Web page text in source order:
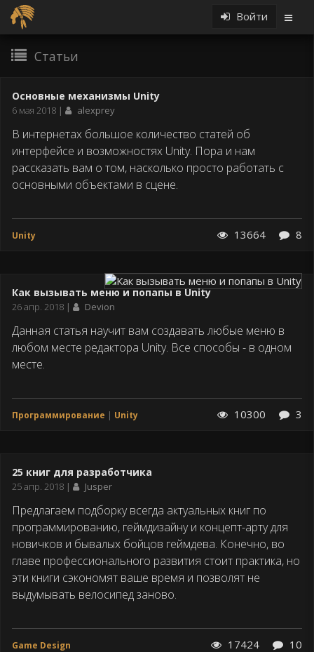
Войти
Статьи
Статьи
Основные механизмы Unity
Дата
6 мая 2018 alexprey
В интернетах большое количество статей об
интерфейсе и возможностях Unity. Пора и нам
рассказать вам о том, насколько просто работать с
основными объектами в сцене.
Unity 13664 8
Как вызывать меню и попапы в Unity
Дата
26 апр. 2018 Devion
Данная статья научит вам создавать любые меню в
любом месте редактора Unity. Все способы - в одном
месте.
Программирование Unity 10300 3
25 книг для разработчика
Дата
25 апр. 2018 Jusper
Предлагаем подборку всегда актуальных книг по
программированию, геймдизайну и концепт-арту для
новичков и бывалых бойцов геймдева. Конечно, во
главе профессионального развития стоит практика, но
эти книги сэкономят ваше время и позволят не
выдумывать велосипед заново.
Game Design 17424 10